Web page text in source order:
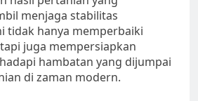
menjaga stabilitas
tidak hanya memperbaiki
juga mempersiapkan
hambatan yang dijumpai
di zaman modern.